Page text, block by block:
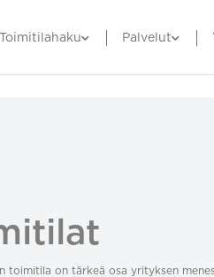
Toimitilahaku Palvelut
toimitila on tärkeä osa yrityksen